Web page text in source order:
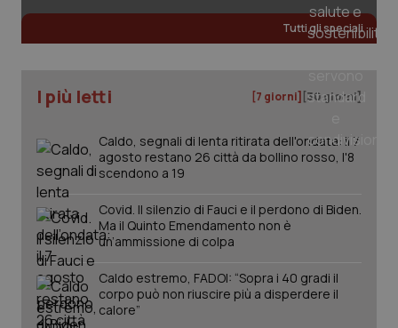
Tutti gli speciali
I più letti [7 giorni] [30 giorni]
Caldo, segnali di lenta ritirata dell'ondata: il 7
agosto restano 26 città da bollino rosso, l'8
scendono a 19
Covid. Il silenzio di Fauci e il perdono di Biden.
Ma il Quinto Emendamento non è
un’ammissione di colpa
Caldo estremo, FADOI: “Sopra i 40 gradi il
corpo può non riuscire più a disperdere il
calore”